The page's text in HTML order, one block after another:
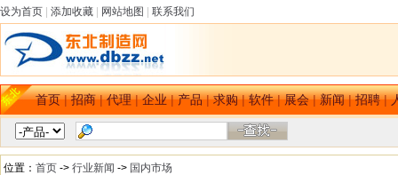
设为首页 添加收藏 网站地图 联系我们
首页|招商|代理|企业|产品|求购|软件|展会|新闻|招聘|
位置： 首页 -> 行业新闻 -> 国内市场